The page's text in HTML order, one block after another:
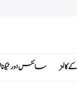
کالمز سائنس اور